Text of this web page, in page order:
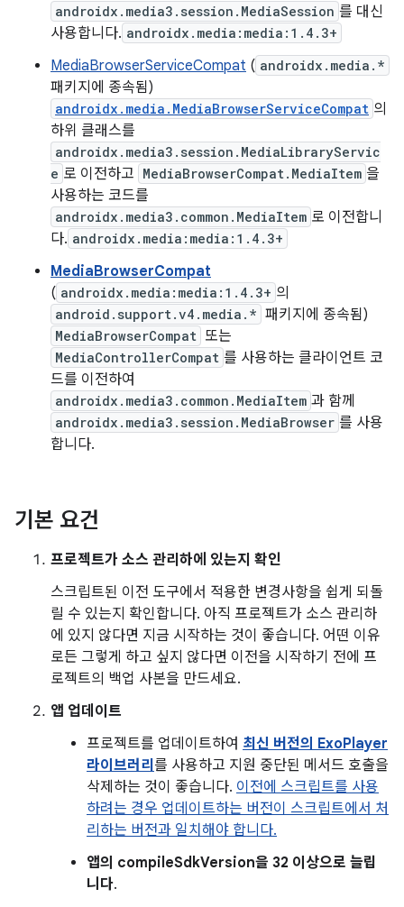
androidx.media3.session.MediaSession 를 대신
사용합니다. androidx.media:media:1.4.3+
MediaBrowserServiceCompat ( androidx.media.*
패키지에 종속됨)
androidx.media.MediaBrowserServiceCompat 의
하위 클래스를
androidx.media3.session.MediaLibraryServic
e 로 이전하고 MediaBrowserCompat.MediaItem 을
사용하는 코드를
androidx.media3.common.MediaItem 로 이전합니
다. androidx.media:media:1.4.3+
MediaBrowserCompat
( androidx.media:media:1.4.3+ 의
android.support.v4.media.* 패키지에 종속됨)
MediaBrowserCompat 또는
MediaControllerCompat 를 사용하는 클라이언트 코
드를 이전하여
androidx.media3.common.MediaItem 과 함께
androidx.media3.session.MediaBrowser 를 사용
합니다.
기본 요건
프로젝트가 소스 관리하에 있는지 확인
스크립트된 이전 도구에서 적용한 변경사항을 쉽게 되돌
릴 수 있는지 확인합니다. 아직 프로젝트가 소스 관리하
에 있지 않다면 지금 시작하는 것이 좋습니다. 어떤 이유
로든 그렇게 하고 싶지 않다면 이전을 시작하기 전에 프
로젝트의 백업 사본을 만드세요.
앱 업데이트
프로젝트를 업데이트하여 최신 버전의 ExoPlayer
라이브러리 를 사용하고 지원 중단된 메서드 호출을
삭제하는 것이 좋습니다. 이전에 스크립트를 사용
하려는 경우 업데이트하는 버전이 스크립트에서 처
리하는 버전과 일치해야 합니다.
앱의 compileSdkVersion을 32 이상으로 늘립
니다.